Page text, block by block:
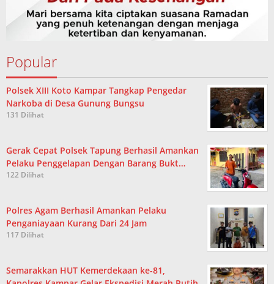
Popular
Polsek XIII Koto Kampar Tangkap Pengedar
Narkoba di Desa Gunung Bungsu
131 Dilihat
Gerak Cepat Polsek Tapung Berhasil Amankan
Pelaku Penggelapan Dengan Barang Bukt…
122 Dilihat
Polres Agam Berhasil Amankan Pelaku
Penganiayaan Kurang Dari 24 Jam
117 Dilihat
Semarakkan HUT Kemerdekaan ke-81,